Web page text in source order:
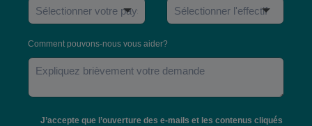
Comment pouvons-nous vous aider?
J’accepte que l’ouverture des e-mails et les contenus cliqués